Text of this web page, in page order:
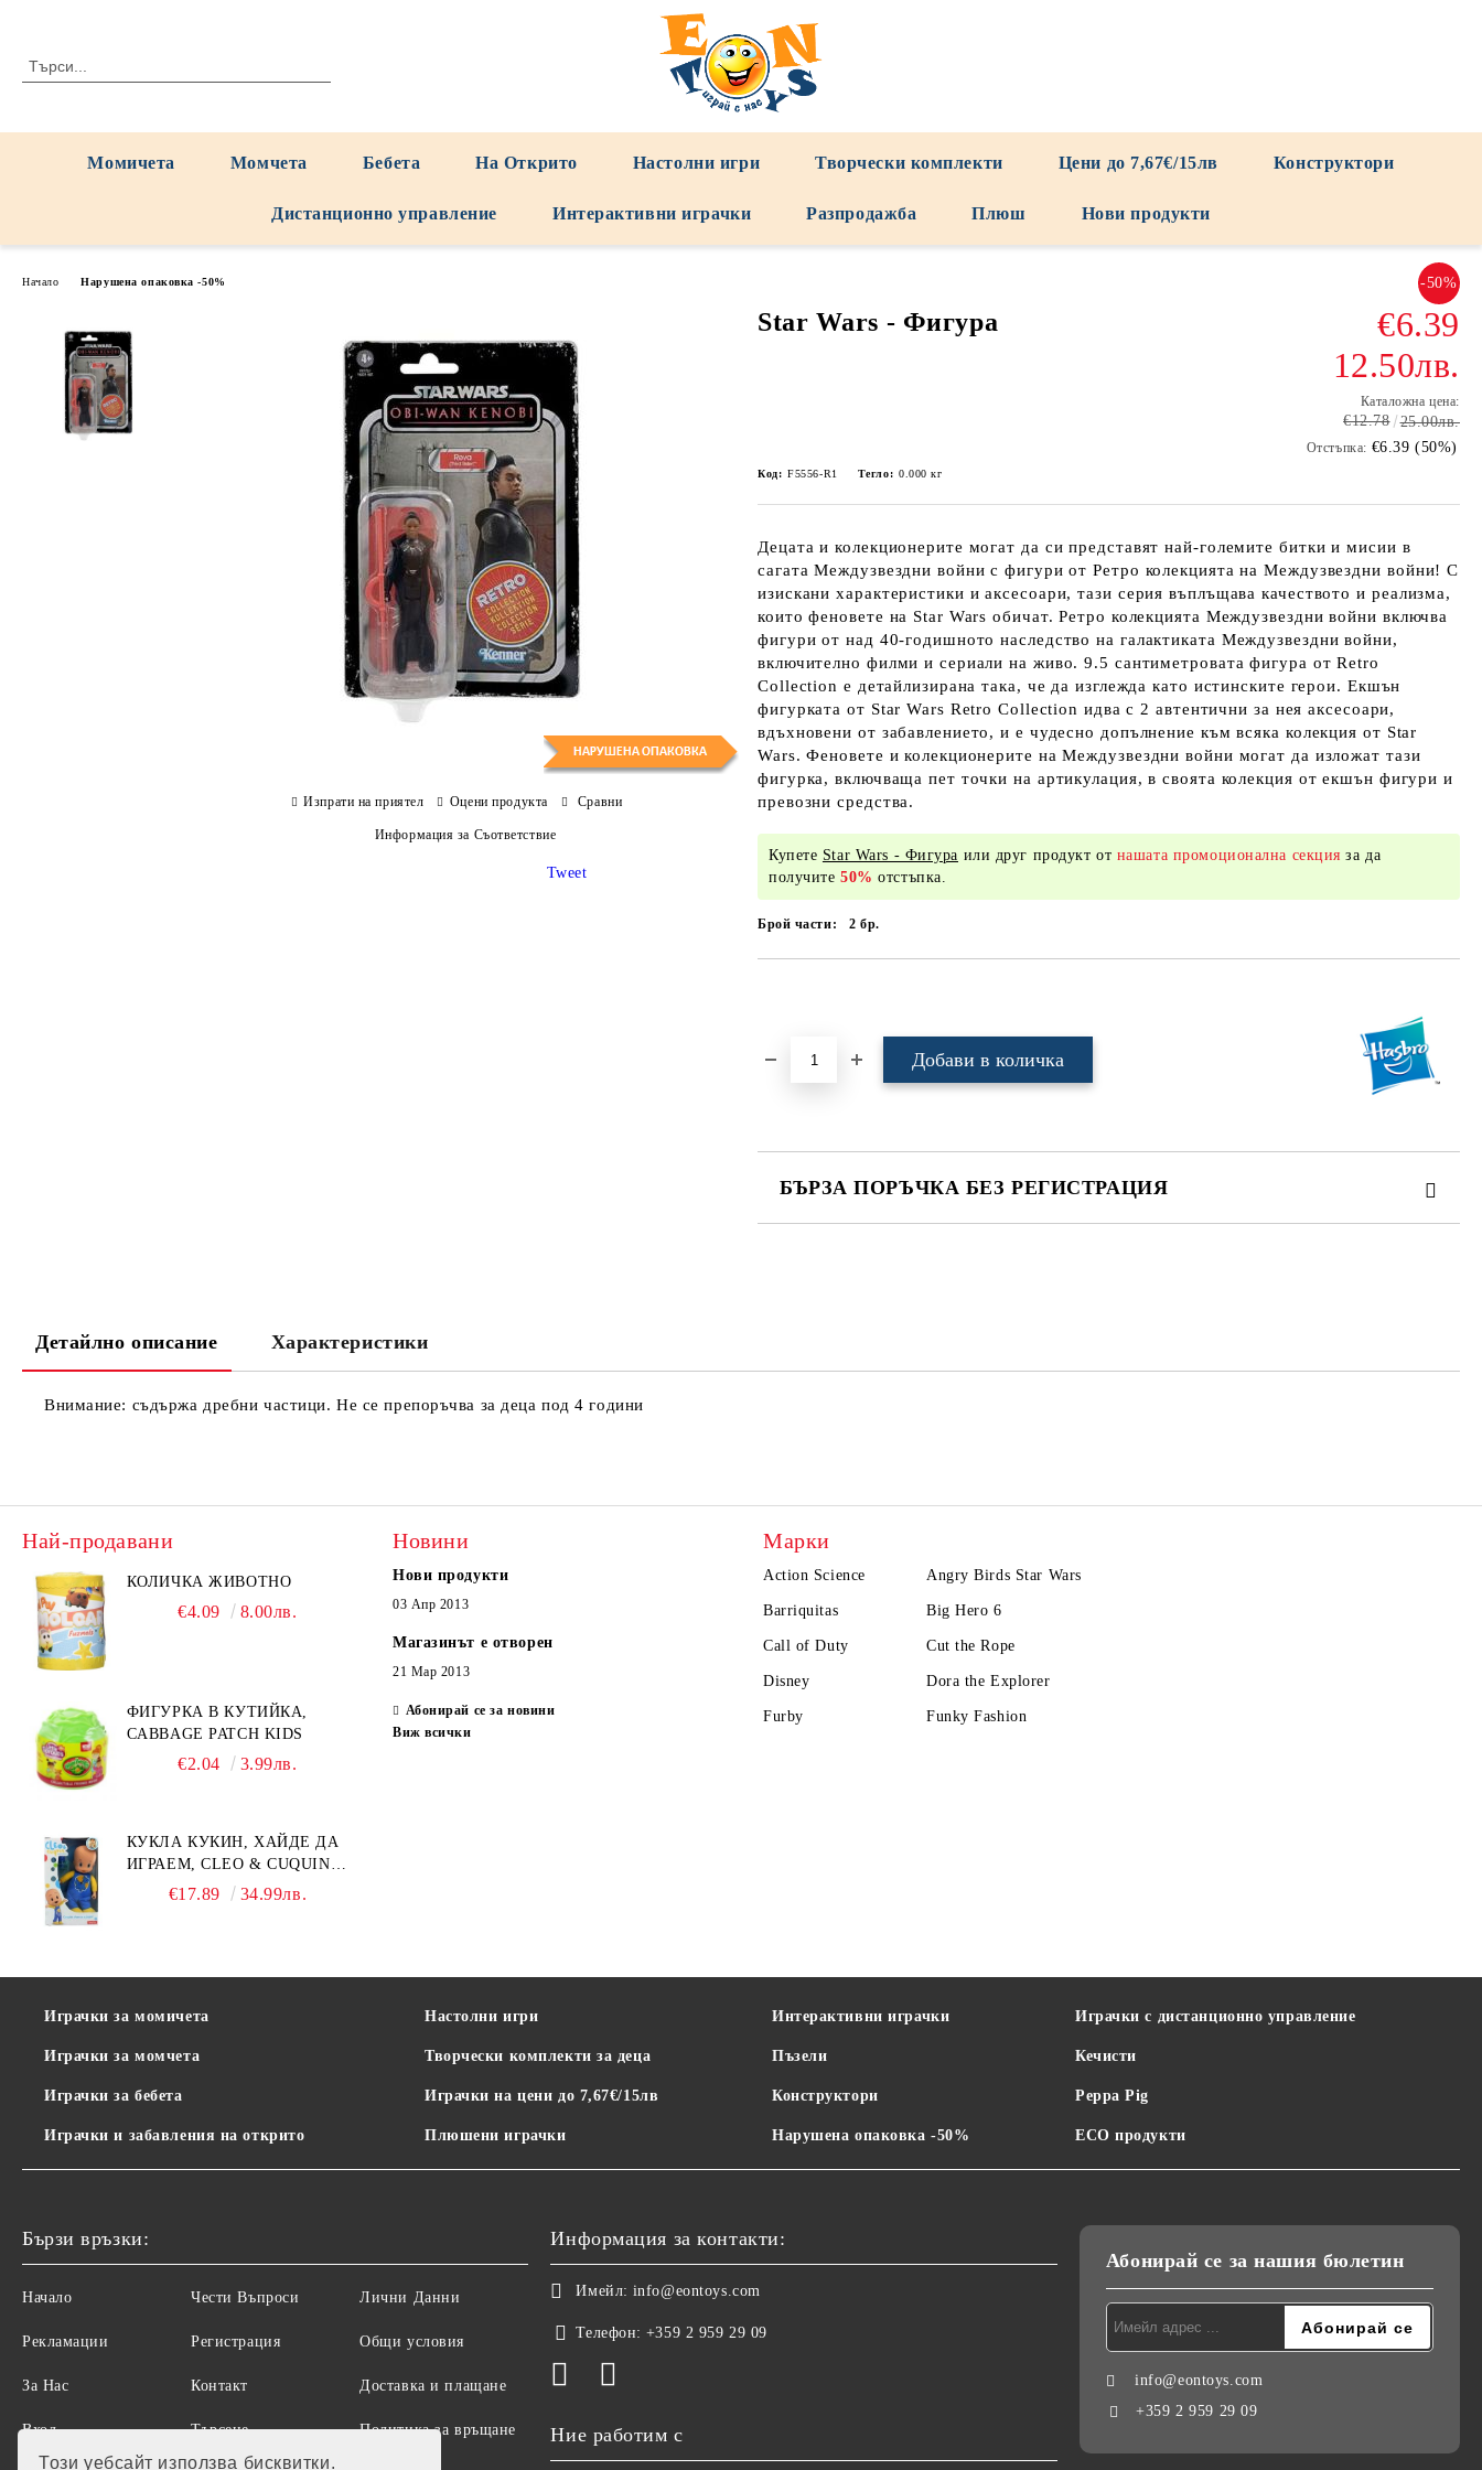
Този уебсайт използва бисквитки.
Момичета Момчета Бебета На Открито Настолни игри Творчески комплекти Цени до 7,67€/15лв Конструктори
Дистанционно управление Интерактивни играчки Разпродажба Плюш Нови продукти
Начало Нарушена опаковка -50%
Star Wars - Фигура
-50%
€6.39
12.50лв.
Каталожна цена:
€12.78 25.00лв.
Отстъпка: €6.39 (50%)
Код: F5556-R1 Тегло: 0.000 кг
Децата и колекционерите могат да си представят най-големите битки и мисии в
сагата Междузвездни войни с фигури от Ретро колекцията на Междузвездни войни! С
изискани характеристики и аксесоари, тази серия въплъщава качеството и реализма,
които феновете на Star Wars обичат. Ретро колекцията Междузвездни войни включва
фигури от над 40-годишното наследство на галактиката Междузвездни войни,
включително филми и сериали на живо. 9.5 сантиметровата фигура от Retro
Collection е детайлизирана така, че да изглежда като истинските герои. Екшън
фигурката от Star Wars Retro Collection идва с 2 автентични за нея аксесоари,
вдъхновени от забавлението, и е чудесно допълнение към всяка колекция от Star
Wars. Феновете и колекционерите на Междузвездни войни могат да изложат тази
фигурка, включваща пет точки на артикулация, в своята колекция от екшън фигури и
превозни средства.
Купете Star Wars - Фигура или друг продукт от нашата промоционална секция за да
получите50% отстъпка.
Брой части: 2бр.
БЪРЗА ПОРЪЧКА БЕЗ РЕГИСТРАЦИЯ
Изпрати на приятел Оцени продукта Сравни
Информация за Съответствие
Tweet
Детайлно описание Характеристики
Внимание: съдържа дребни частици. Не се препоръчва за деца под 4 години
Най-продавани
КОЛИЧКА ЖИВОТНО
€4.09 8.00лв.
ФИГУРКА В КУТИЙКА,
CABBAGE PATCH KIDS
€2.04 3.99лв.
КУКЛА КУКИН, ХАЙДЕ ДА
ИГРАЕМ, CLEO & CUQUIN,
25 СМ.€17.89 34.99лв.
Новини
Нови продукти
03 Апр 2013
Магазинът е отворен
21 Мар 2013
Абонирай се за новини
Виж всички
Марки
Action Science Angry Birds Star Wars
Barriquitas Big Hero 6
Call of Duty Cut the Rope
Disney Dora the Explorer
Furby Funky Fashion
Играчки за момичета
Играчки за момчета
Играчки за бебета
Играчки и забавления на открито
Настолни игри
Творчески комплекти за деца
Играчки на цени до 7,67€/15лв
Плюшени играчки
Интерактивни играчки
Пъзели
Конструктори
Нарушена опаковка -50%
Играчки с дистанционно управление
Кечисти
Peppa Pig
ECO продукти
Бързи връзки:
Начало
Рекламации
За Нас
Вход
Чести Въпроси
Регистрация
Контакт
Търсене
Лични Данни
Общи условия
Доставка и плащане
Политика за връщане
Информация за контакти:
Имейл: info@eontoys.com
Телефон: +359 2 959 29 09
Ние работим с
Абонирай се за нашия бюлетин
info@eontoys.com
+359 2 959 29 09